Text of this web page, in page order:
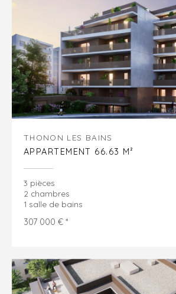
THONON LES BAINS
APPARTEMENT 66.63 M²
3 pièces
2 chambres
1 salle de bains
307 000 € *